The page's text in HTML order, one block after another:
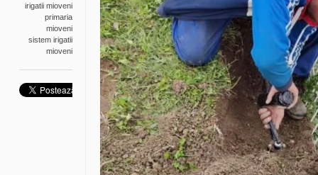
irigatii mioveni
primaria
mioveni
sistem irigatii
mioveni